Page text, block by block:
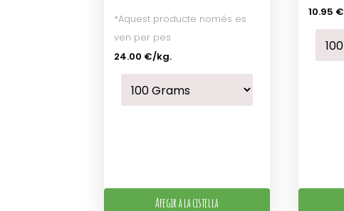
*Aquest producte només es
ven per pes
24.00 €/kg.
Afegir a la cistella
10.95 €